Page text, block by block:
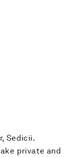
Sedicii.
private and